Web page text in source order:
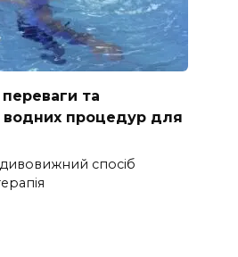
переваги та
водних процедур для
дивовижний спосіб